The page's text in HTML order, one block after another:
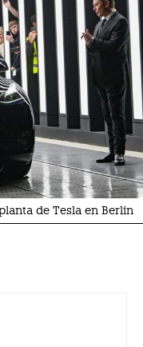
de Tesla en Berlín